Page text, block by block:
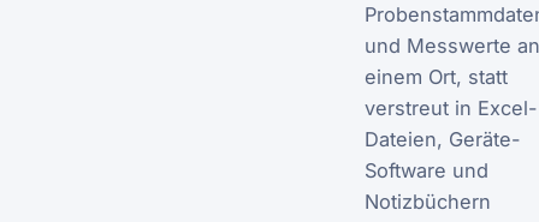
und Messwerte an
einem Ort, statt
verstreut in Excel-
Dateien, Geräte-
Software und
Notizbüchern